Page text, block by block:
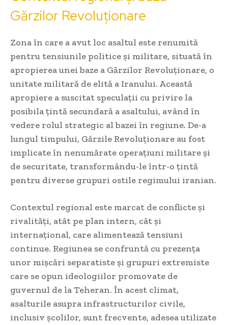
Gărzilor Revoluționare
Zona în care a avut loc asaltul este renumită
pentru tensiunile politice și militare, situată în
apropierea unei baze a Gărzilor Revoluționare, o
unitate militară de elită a Iranului. Această
apropiere a suscitat speculații cu privire la
posibila țintă secundară a asaltului, având în
vedere rolul strategic al bazei în regiune. De-a
lungul timpului, Gărzile Revoluționare au fost
implicate în nenumărate operațiuni militare și
de securitate, transformându-le într-o țintă
pentru diverse grupuri ostile regimului iranian.
Contextul regional este marcat de conflicte și
rivalități, atât pe plan intern, cât și
internațional, care alimentează tensiuni
continue. Regiunea se confruntă cu prezența
unor mișcări separatiste și grupuri extremiste
care se opun ideologiilor promovate de
guvernul de la Teheran. În acest climat,
asalturile asupra infrastructurilor civile,
inclusiv școlilor, sunt frecvente, adesea utilizate